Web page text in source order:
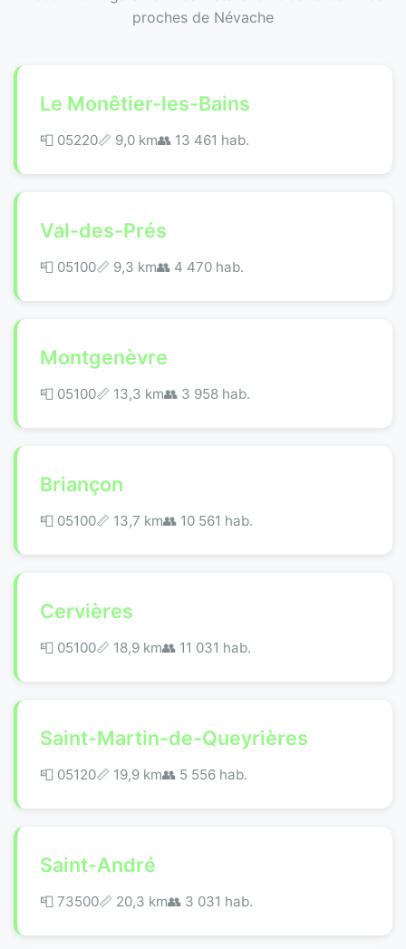
proches de Névache
Le Monêtier-les-Bains
📮 05220📏 9,0 km👥 13 461 hab.
Val-des-Prés
📮 05100📏 9,3 km👥 4 470 hab.
Montgenèvre
📮 05100📏 13,3 km👥 3 958 hab.
Briançon
📮 05100📏 13,7 km👥 10 561 hab.
Cervières
📮 05100📏 18,9 km👥 11 031 hab.
Saint-Martin-de-Queyrières
📮 05120📏 19,9 km👥 5 556 hab.
Saint-André
📮 73500📏 20,3 km👥 3 031 hab.